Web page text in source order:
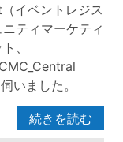
イベントレジス
ティマーケティ
、
いました。
続きを読む